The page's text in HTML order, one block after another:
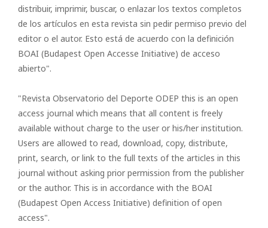
distribuir, imprimir, buscar, o enlazar los textos completos
de los artículos en esta revista sin pedir permiso previo del
editor o el autor. Esto está de acuerdo con la definición
BOAI (Budapest Open Accesse Initiative) de acceso
abierto".
"Revista Observatorio del Deporte ODEP this is an open
access journal which means that all content is freely
available without charge to the user or his/her institution.
Users are allowed to read, download, copy, distribute,
print, search, or link to the full texts of the articles in this
journal without asking prior permission from the publisher
or the author. This is in accordance with the BOAI
(Budapest Open Access Initiative) definition of open
access".